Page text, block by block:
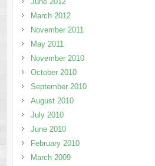
March 2012
November 2011
May 2011
November 2010
October 2010
September 2010
August 2010
July 2010
June 2010
February 2010
March 2009